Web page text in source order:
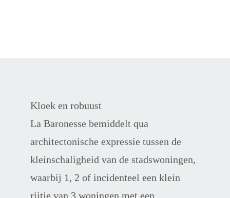
Kloek en robuust
La Baronesse bemiddelt qua
architectonische expressie tussen de
kleinschaligheid van de stadswoningen,
waarbij 1, 2 of incidenteel een klein
rijtje van 3 woningen met een